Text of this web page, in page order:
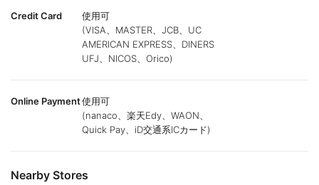
Credit Card
使用可
(VISA、MASTER、JCB、UC
AMERICAN EXPRESS、DINERS
UFJ、NICOS、Orico)
Online Payment使用可
(nanaco、楽天Edy、WAON、
Quick Pay、iD交通系ICカード)
Nearby Stores